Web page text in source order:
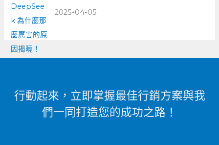
2025-04-05
行動起來，立即掌握最佳行銷方案與我
們一同打造您的成功之路！